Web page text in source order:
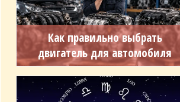
Как правильно выбрать
двигатель для автомобиля